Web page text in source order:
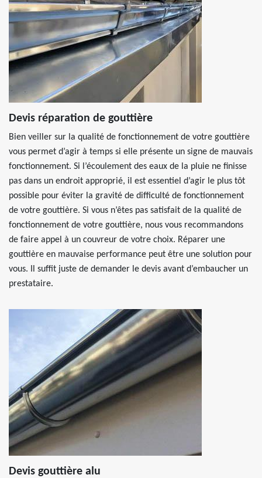
Devis réparation de gouttière
Bien veiller sur la qualité de fonctionnement de votre gouttière
vous permet d’agir à temps si elle présente un signe de mauvais
fonctionnement. Si l’écoulement des eaux de la pluie ne finisse
pas dans un endroit approprié, il est essentiel d’agir le plus tôt
possible pour éviter la gravité de difficulté de fonctionnement
de votre gouttière. Si vous n’êtes pas satisfait de la qualité de
fonctionnement de votre gouttière, nous vous recommandons
de faire appel à un couvreur de votre choix. Réparer une
gouttière en mauvaise performance peut être une solution pour
vous. Il suffit juste de demander le devis avant d’embaucher un
prestataire.
Devis gouttière alu